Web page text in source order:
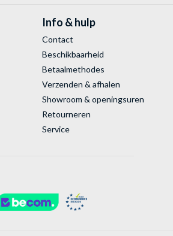
Info & hulp
Contact
Beschikbaarheid
Betaalmethodes
Verzenden & afhalen
Showroom & openingsuren
Retourneren
Service